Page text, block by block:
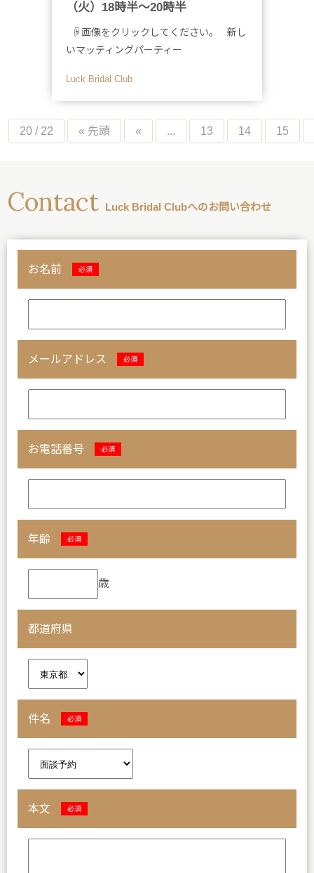
（火）18時半～20時半
☟画像をクリックしてください。 新し
いマッティングパーティー
Luck Bridal Club
20 / 22 « 先頭 « ... 13 14 15
Contact Luck Bridal Clubへのお問い合わせ
お名前 必須
メールアドレス 必須
お電話番号 必須
年齢 必須
歳
都道府県
件名 必須
本文 必須